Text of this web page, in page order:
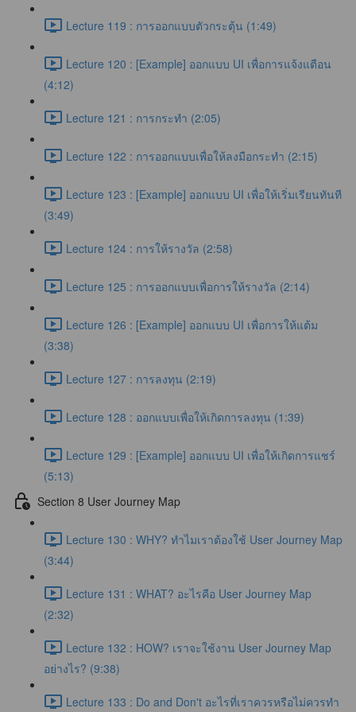
Lecture 119 : การออกแบบตัวกระตุ้น (1:49)
Lecture 120 : [Example] ออกแบบ UI เพื่อการแจ้งแตือน
(4:12)
Lecture 121 : การกระทำ (2:05)
Lecture 122 : การออกแบบเพื่อให้ลงมือกระทำ (2:15)
Lecture 123 : [Example] ออกแบบ UI เพื่อให้เริ่มเรียนทันที
(3:49)
Lecture 124 : การให้รางวัล (2:58)
Lecture 125 : การออกแบบเพื่อการให้รางวัล (2:14)
Lecture 126 : [Example] ออกแบบ UI เพื่อการให้แต้ม
(3:38)
Lecture 127 : การลงทุน (2:19)
Lecture 128 : ออกแบบเพื่อให้เกิดการลงทุน (1:39)
Lecture 129 : [Example] ออกแบบ UI เพื่อให้เกิดการแชร์
(5:13)
Section 8 User Journey Map
Lecture 130 : WHY? ทำไมเราต้องใช้ User Journey Map
(3:44)
Lecture 131 : WHAT? อะไรคือ User Journey Map
(2:32)
Lecture 132 : HOW? เราจะใช้งาน User Journey Map
อย่างไร? (9:38)
Lecture 133 : Do and Don't อะไรที่เราควรหรือไม่ควรทำ